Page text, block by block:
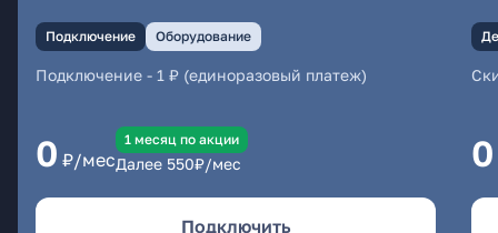
Подключение Оборудование
Подключение - 1 ₽ (единоразовый платеж)
0 ₽/мес
1 месяц по акции
Далее 550₽/мес
Подключить
0